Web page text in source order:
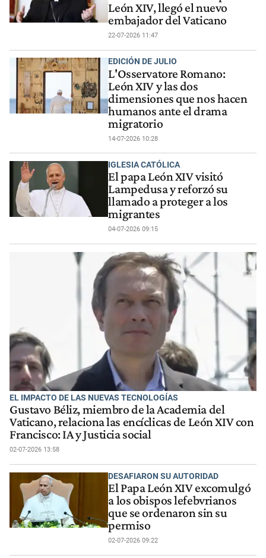
León XIV, llegó el nuevo
embajador del Vaticano
22-07-2026 11:47
EDICIÓN DE JULIO
L'Osservatore Romano:
León XIV y las dos
dimensiones que nos hacen
humanos ante el drama
migratorio
14-07-2026 10:28
IGLESIA CATÓLICA
El papa León XIV visitó
Lampedusa y reforzó su
llamado a proteger a los
migrantes
04-07-2026 09:15
EL IMPACTO DE LAS NUEVAS TECNOLOGÍAS
Gustavo Béliz, miembro de la Academia del
Vaticano, relaciona las encíclicas de León XIV con
Francisco: IA y Justicia social
02-07-2026 13:58
DESAFIARON SU AUTORIDAD
El Papa León XIV excomulgó
a los obispos lefebvrianos
que se ordenaron sin su
permiso
02-07-2026 09:22